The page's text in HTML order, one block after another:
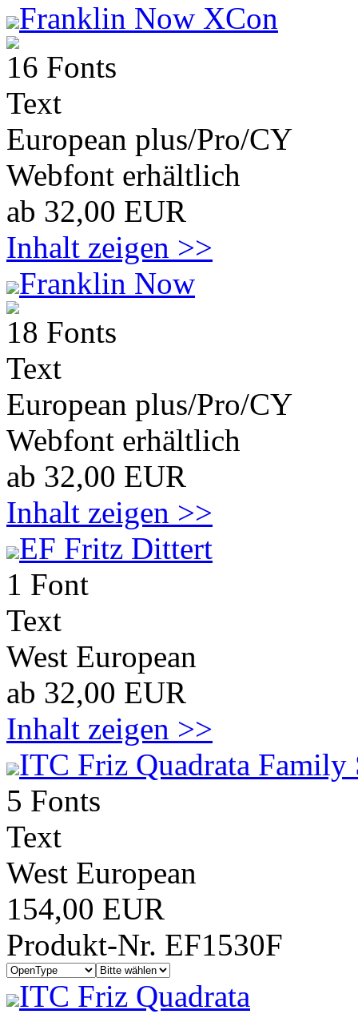
Franklin Now XCon
16 Fonts
Text
European plus/Pro/CY
Webfont erhältlich
ab 32,00 EUR
Inhalt zeigen >>
Franklin Now
18 Fonts
Text
European plus/Pro/CY
Webfont erhältlich
ab 32,00 EUR
Inhalt zeigen >>
EF Fritz Dittert
1 Font
Text
West European
ab 32,00 EUR
Inhalt zeigen >>
ITC Friz Quadrata Family
5 Fonts
Text
West European
154,00 EUR
Produkt-Nr. EF1530F
ITC Friz Quadrata